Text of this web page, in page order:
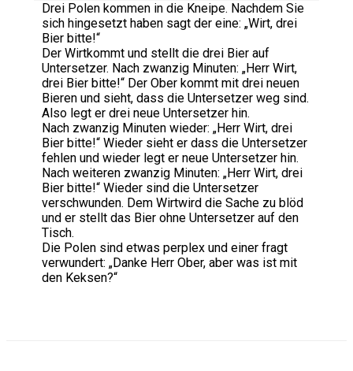
Drei Polen kommen in die Kneipe. Nachdem Sie
sich hingesetzt haben sagt der eine: „Wirt, drei
Bier bitte!“
Der Wirtkommt und stellt die drei Bier auf
Untersetzer. Nach zwanzig Minuten: „Herr Wirt,
drei Bier bitte!“ Der Ober kommt mit drei neuen
Bieren und sieht, dass die Untersetzer weg sind.
Also legt er drei neue Untersetzer hin.
Nach zwanzig Minuten wieder: „Herr Wirt, drei
Bier bitte!“ Wieder sieht er dass die Untersetzer
fehlen und wieder legt er neue Untersetzer hin.
Nach weiteren zwanzig Minuten: „Herr Wirt, drei
Bier bitte!“ Wieder sind die Untersetzer
verschwunden. Dem Wirtwird die Sache zu blöd
und er stellt das Bier ohne Untersetzer auf den
Tisch.
Die Polen sind etwas perplex und einer fragt
verwundert: „Danke Herr Ober, aber was ist mit
den Keksen?“